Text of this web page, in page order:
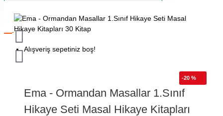
Alışveriş sepetiniz boş!
-20 %
Ema - Ormandan Masallar 1.Sınıf
Hikaye Seti Masal Hikaye Kitapları